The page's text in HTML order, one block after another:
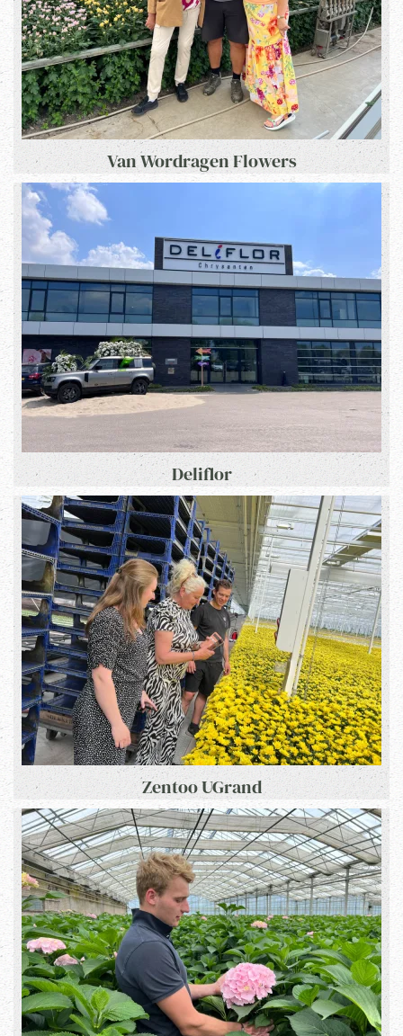
Van Wordragen Flowers
Deliflor
Zentoo UGrand